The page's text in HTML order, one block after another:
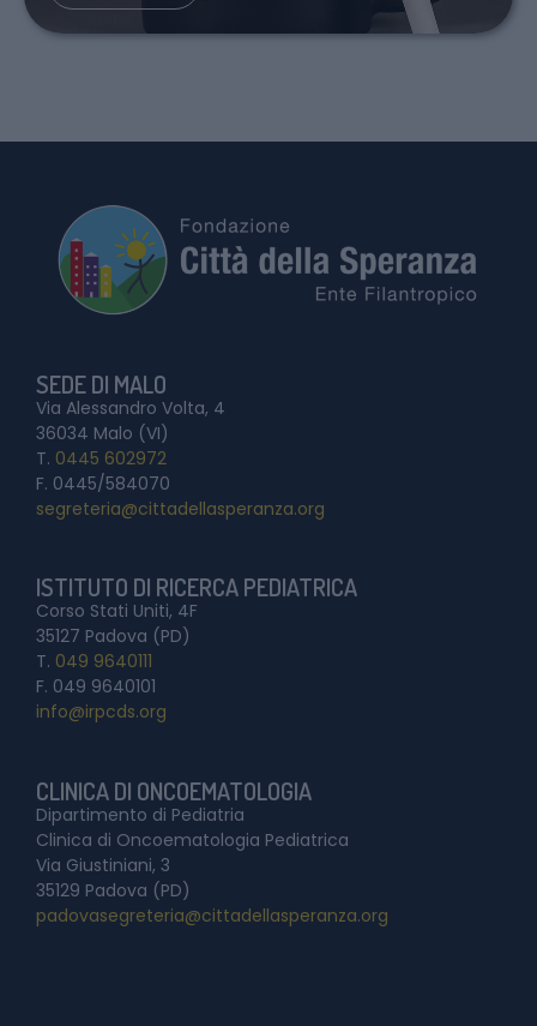
SEDE DI MALO
Via Alessandro Volta, 4
36034 Malo (VI)
T. 0445 602972
F. 0445/584070
segreteria@cittadellasperanza.org
ISTITUTO DI RICERCA PEDIATRICA
Corso Stati Uniti, 4F
35127 Padova (PD)
T. 049 9640111
F. 049 9640101
info@irpcds.org
CLINICA DI ONCOEMATOLOGIA
Dipartimento di Pediatria
Clinica di Oncoematologia Pediatrica
Via Giustiniani, 3
35129 Padova (PD)
padovasegreteria@cittadellasperanza.org